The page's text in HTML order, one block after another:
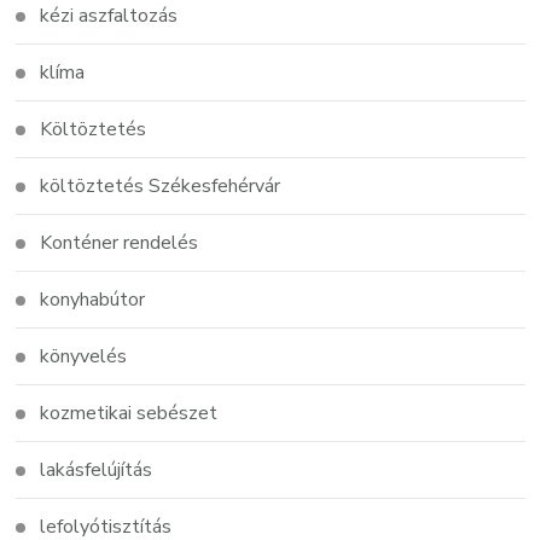
kézi aszfaltozás
klíma
Költöztetés
költöztetés Székesfehérvár
Konténer rendelés
konyhabútor
könyvelés
kozmetikai sebészet
lakásfelújítás
lefolyótisztítás